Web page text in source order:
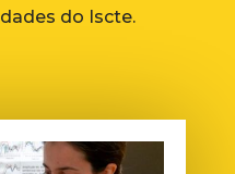
do Iscte.